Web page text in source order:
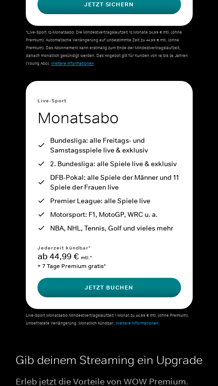
JETZT SICHERN
*Live-Sport 12-Monatsabo: Die Mindestvertragslaufzeit 12 Monate 24,99 € mtl. (ohne
Premium). Automatische Verlängerung auf unbestimmte Zeit zu 44,99 € mtl. (ohne
Premium). Das Abonnement kann erstmalig zum Ende der Mindestvertragslaufzeit,
danach monatlich gekündigt werden. Das Angebot gilt für Kunden von 18 bis 26 Jahren
(Young Abo).Weitere Informationen
Live-Sport
Monatsabo
Bundesliga: alle Freitags- und
Samstagsspiele live & exklusiv
2. Bundesliga: alle Spiele live & exklusiv
DFB-Pokal: alle Spiele der Männer und 11
Spiele der Frauen live
Premier League: alle Spiele live
Motorsport: F1, MotoGP, WRC u. a.
NBA, NHL, Tennis, Golf und vieles mehr
Jederzeit kündbar*
ab 44,99 € mtl.*
+ 7 Tage Premium gratis*
JETZT BUCHEN
Live-Sport Monatsabo: Mindestvertragslaufzeit 1 Monat zu 44,99 € mtl. (ohne Premium).
Unbefristete Verlängerung. Monatlich kündbar. Weitere Informationen.
Gib deinem Streaming ein Upgrade
Erleb jetzt die Vorteile von WOW Premium.